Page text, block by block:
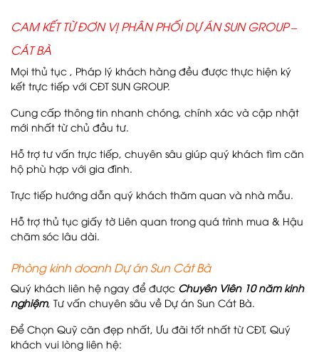
CAM KẾT TỪ ĐƠN VỊ PHÂN PHỐI DỰ ÁN SUN GROUP –
CÁT BÀ
Mọi thủ tục , Pháp lý khách hàng đều được thực hiện ký
kết trực tiếp với CĐT SUN GROUP.
Cung cấp thông tin nhanh chóng, chính xác và cập nhật
mới nhất từ chủ đầu tư.
Hỗ trợ tư vấn trực tiếp, chuyên sâu giúp quý khách tìm căn
hộ phù hợp với gia đình.
Trực tiếp hướng dẫn quý khách thăm quan và nhà mẫu.
Hỗ trợ thủ tục giấy tờ Liên quan trong quá trình mua & Hậu
chăm sóc lâu dài.
Phòng kinh doanh Dự án Sun Cát Bà
Quý khách liên hệ ngay để được Chuyên Viên 10 năm kinh
nghiệm, Tư vấn chuyên sâu về Dự án Sun Cát Bà.
Để Chọn Quỹ căn đẹp nhất, Ưu đãi tốt nhất từ CĐT, Quý
khách vui lòng liên hệ: